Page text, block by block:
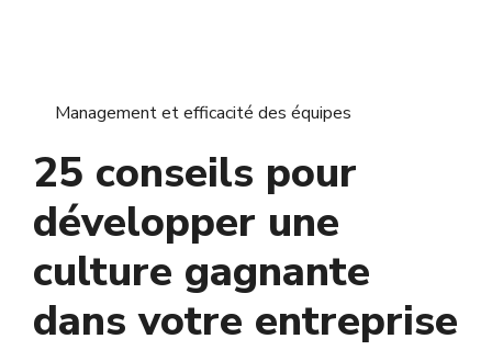
Management et efficacité des équipes
25 conseils pour
développer une
culture gagnante
dans votre entreprise